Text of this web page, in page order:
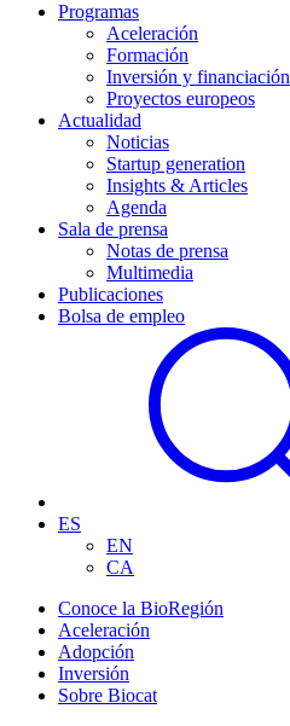
Programas
Aceleración
Formación
Inversión y financiación
Proyectos europeos
Actualidad
Noticias
Startup generation
Insights & Articles
Agenda
Sala de prensa
Notas de prensa
Multimedia
Publicaciones
Bolsa de empleo
ES
EN
CA
Conoce la BioRegión
Aceleración
Adopción
Inversión
Sobre Biocat